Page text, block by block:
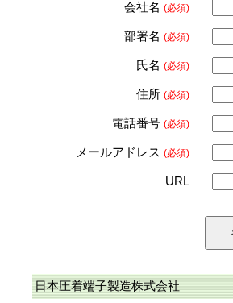
会社名 (必須)
部署名 (必須)
氏名 (必須)
住所 (必須)
電話番号 (必須)
メールアドレス (必須)
URL
日本圧着端子製造株式会社